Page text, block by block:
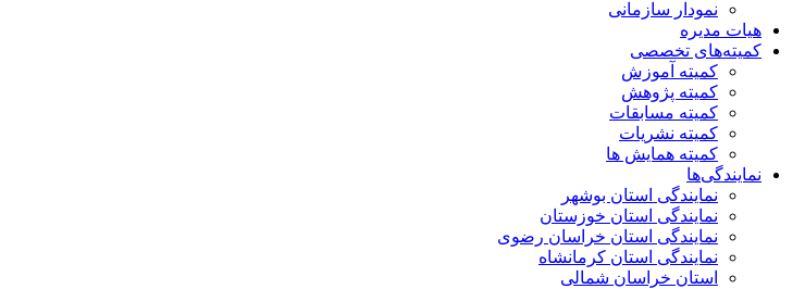
نمودار سازمانی
هیات مدیره
کمیته‌های تخصصی
کمیته آموزش
کمیته پژوهش
کمیته مسابقات
کمیته نشریات
کمیته همایش ها
نمایندگی‌ها
نمایندگی استان بوشهر
نمایندگی استان خوزستان
نمایندگی استان خراسان رضوی
نمایندگی استان کرمانشاه
استان خراسان شمالی